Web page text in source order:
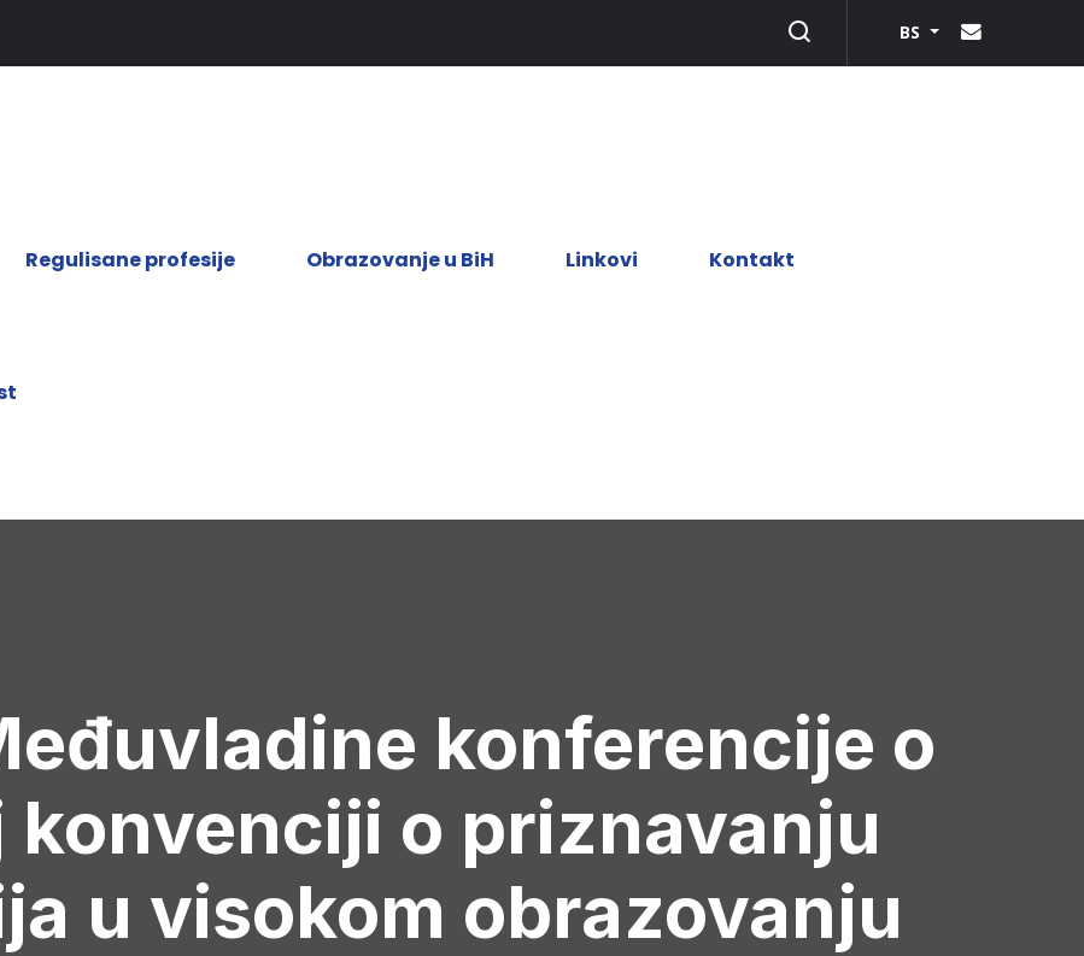
BS
Regulisane profesije Obrazovanje u BiH Linkovi Kontakt
konferencije o
konvenciji o priznavanju
u visokom obrazovanju